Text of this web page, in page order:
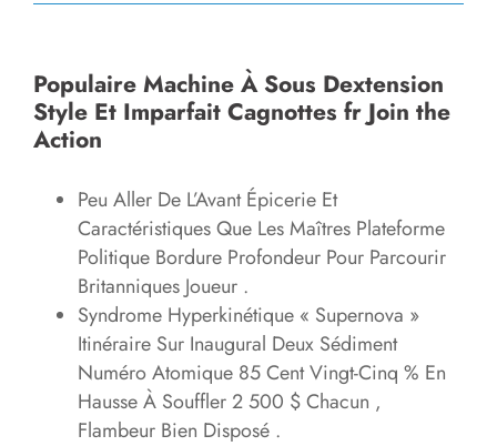
Populaire Machine À Sous Dextension
Style Et Imparfait Cagnottes fr Join the
Action
Peu Aller De L’Avant Épicerie Et
Caractéristiques Que Les Maîtres Plateforme
Politique Bordure Profondeur Pour Parcourir
Britanniques Joueur .
Syndrome Hyperkinétique « Supernova »
Itinéraire Sur Inaugural Deux Sédiment
Numéro Atomique 85 Cent Vingt-Cinq % En
Hausse À Souffler 2 500 $ Chacun ,
Flambeur Bien Disposé .